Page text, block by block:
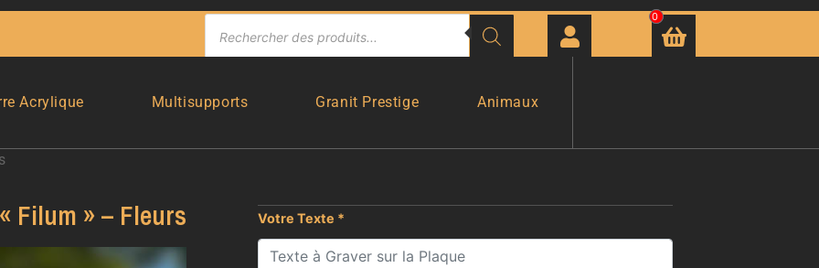
0
Acrylique Multisupports Granit Prestige Animaux
Filum » – Fleurs Votre Texte *